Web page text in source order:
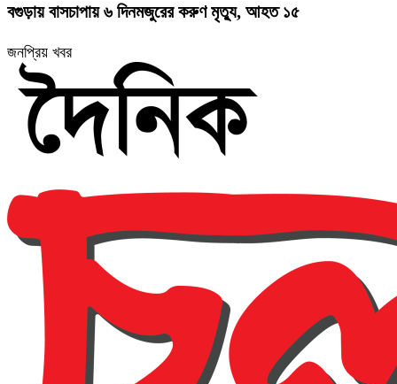
বগুড়ায় বাসচাপায় ৬ দিনমজুরের করুণ মৃত্যু, আহত ১৫
জনপ্রিয় খবর